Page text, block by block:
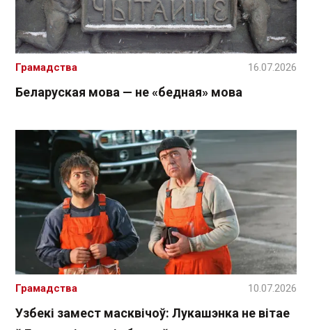
Беларуская мова — не «бедная» мова
Грамадства 16.07.2026
Узбекі замест масквічоў: Лукашэнка не вітае
Грамадства 10.07.2026